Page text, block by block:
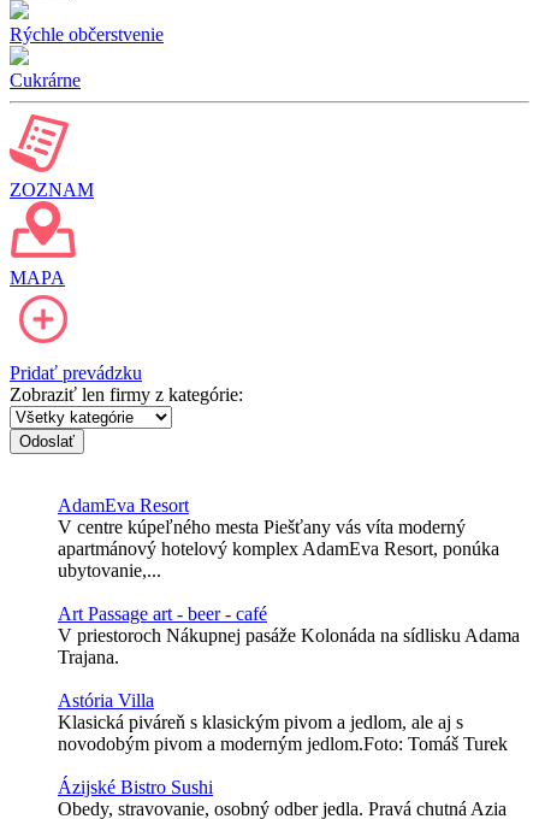
Rýchle občerstvenie
Cukrárne
ZOZNAM
MAPA
Pridať prevádzku
Zobraziť len firmy z kategórie:
Odoslať
AdamEva Resort
V centre kúpeľného mesta Piešťany vás víta moderný
apartmánový hotelový komplex AdamEva Resort, ponúka
ubytovanie,...
Art Passage art - beer - café
V priestoroch Nákupnej pasáže Kolonáda na sídlisku Adama
Trajana.
Astória Villa
Klasická piváreň s klasickým pivom a jedlom, ale aj s
novodobým pivom a moderným jedlom.Foto: Tomáš Turek
Ázijské Bistro Sushi
Obedy, stravovanie, osobný odber jedla. Pravá chutná Azia